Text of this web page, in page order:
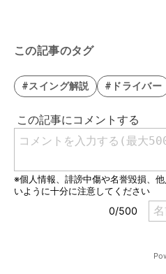
この記事のタグ
#スイング解説 #ドライバー